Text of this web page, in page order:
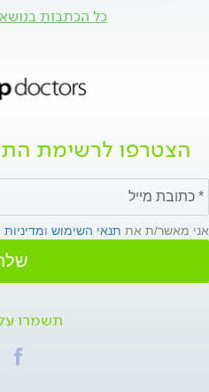
כל הכתבות
הצטרפו לרשימת
אני מאשר/ת את תנאי השימוש ו
תשמרו